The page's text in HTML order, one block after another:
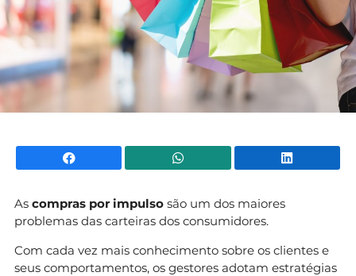
Facebook WhatsApp
As compras por impulso são um dos maiores
problemas das carteiras dos consumidores.
Com cada vez mais conhecimento sobre os clientes e
seus comportamentos, os gestores adotam estratégias